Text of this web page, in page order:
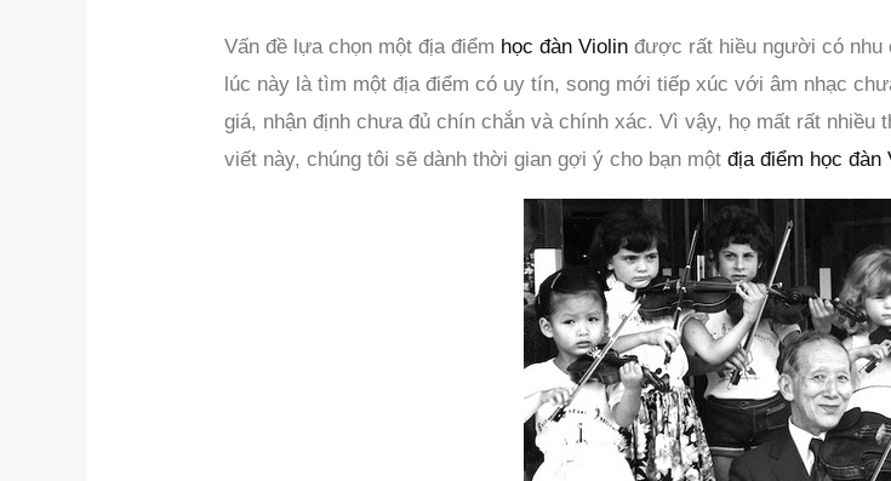
Vấn đề lựa chọn một địa điểm học đàn Violin được rất hiều người có nhu
lúc này là tìm một địa điểm có uy tín, song mới tiếp xúc với âm nhạc
giá, nhận định chưa đủ chín chắn và chính xác. Vì vậy, họ mất rất
viết này, chúng tôi sẽ dành thời gian gợi ý cho bạn mộtđịa điểm học